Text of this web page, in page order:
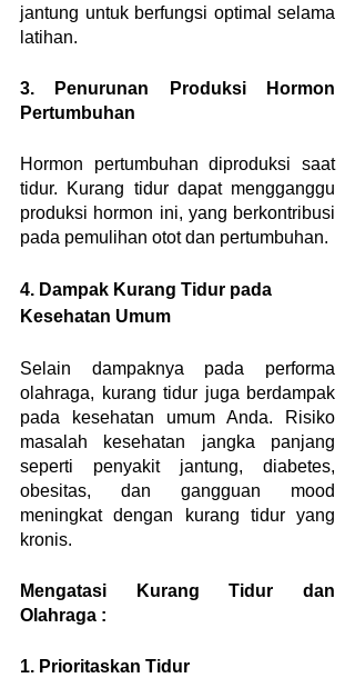
jantung untuk berfungsi optimal selama
latihan.
3. Penurunan Produksi Hormon
Pertumbuhan
Hormon pertumbuhan diproduksi saat
tidur. Kurang tidur dapat mengganggu
produksi hormon ini, yang berkontribusi
pada pemulihan otot dan pertumbuhan.
4. Dampak Kurang Tidur pada
Kesehatan Umum
Selain dampaknya pada performa
olahraga, kurang tidur juga berdampak
pada kesehatan umum Anda. Risiko
masalah kesehatan jangka panjang
seperti penyakit jantung, diabetes,
obesitas, dan gangguan mood
meningkat dengan kurang tidur yang
kronis.
Mengatasi Kurang Tidur dan
Olahraga :
1. Prioritaskan Tidur